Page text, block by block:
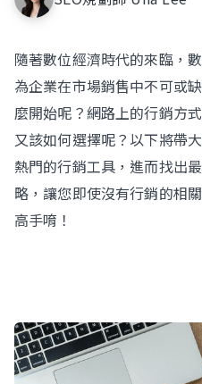
執行報告 / 策略解析
數位成長與技術專欄
隨著數位經濟時代的來臨，
為企業在市場銷售中不可或
麼開始呢？網路上的行銷方
又該如何選擇呢？以下將帶
熱門的行銷工具，進而找出
略，讓您即使沒有行銷的相
高手唷！